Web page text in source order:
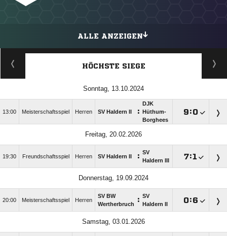
ALLE ANZEIGEN
HÖCHSTE SIEGE
Sonntag, 13.10.2024
13:00 Meisterschaftsspiel Herren SV Haldern II :
DJK
Hüthum-
Borghees
:
Freitag, 20.02.2026
19:30 Freundschaftsspiel Herren SV Haldern II : SV
Haldern III
:
Donnerstag, 19.09.2024
20:00 Meisterschaftsspiel Herren
SV BW
Wertherbruch
: SV
Haldern II
:
Samstag, 03.01.2026